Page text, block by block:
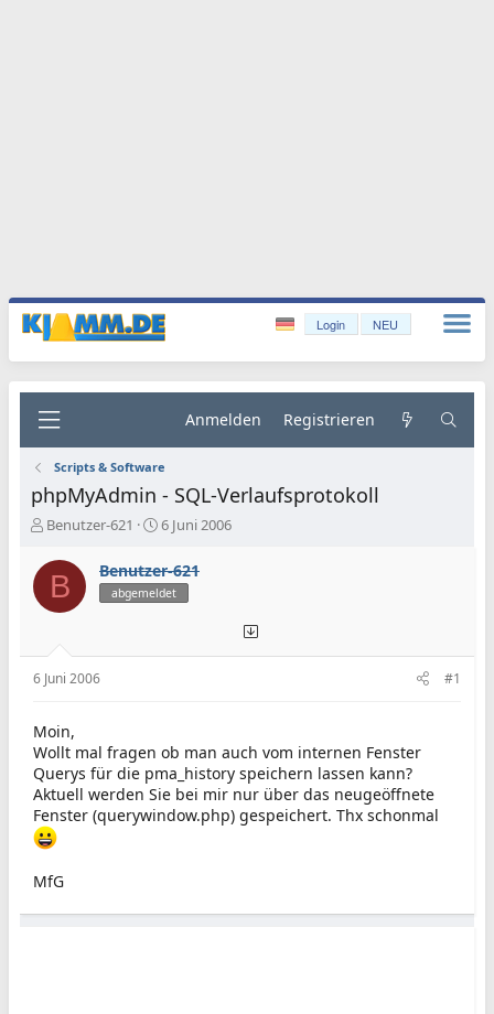
Login NEU
Anmelden Registrieren
Scripts & Software
phpMyAdmin - SQL-Verlaufsprotokoll
E
s
e
e
r
Benutzer-621
E
s
t
e
t
6 Juni 2006
B Benutzer-621
abgemeldet
6 Juni 2006 #1
Moin,
Wollt mal fragen ob man auch vom internen Fenster
Querys für die pma_history speichern lassen kann?
Aktuell werden Sie bei mir nur über das neugeöffnete
Fenster (querywindow.php) gespeichert. Thx schonmal
MfG